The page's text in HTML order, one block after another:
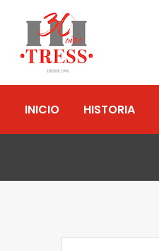
INICIO HISTORIA